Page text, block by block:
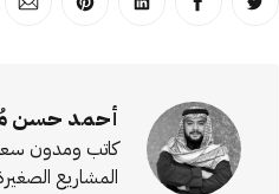
انشر على تويترانشر على الفيسبوك
انشر على لينكد إن
انشر على
أحمد حسن
كاتب ومدون
المشاريع